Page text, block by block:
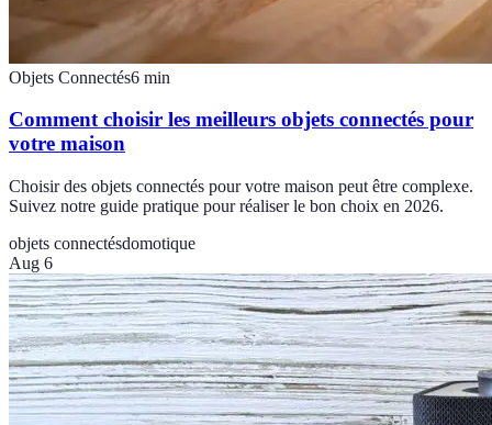
Objets Connectés6 min
Comment choisir les meilleurs objets connectés pour
votre maison
Choisir des objets connectés pour votre maison peut être complexe.
Suivez notre guide pratique pour réaliser le bon choix en 2026.
objets connectésdomotique
Aug 6